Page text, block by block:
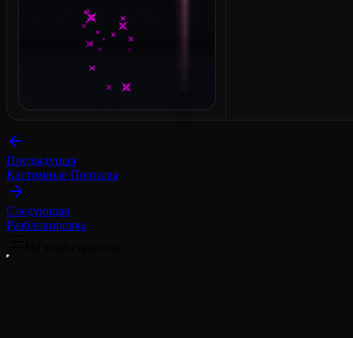
Предыдущая
Кастомные Порталы
Следующая
Разблокировка